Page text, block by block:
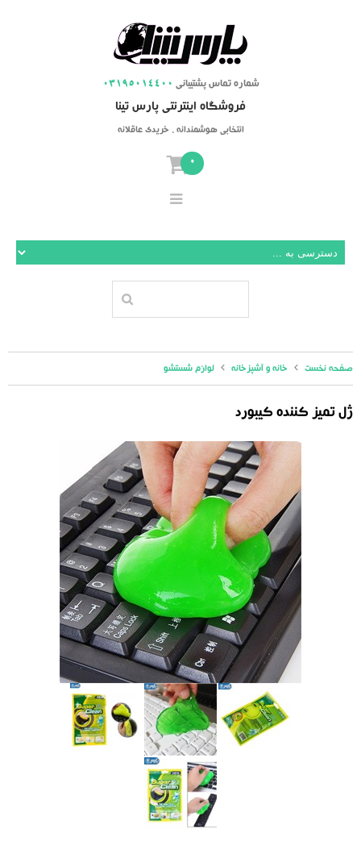
03195014400 شماره تماس پشتیبانی
فروشگاه اینترنتی پارس تینا
انتخابی هوشمندانه ، خریدی عاقلانه
0
صفحه نخست خانه و آشپزخانه لوازم شستشو
ژل تمیز کننده کیبورد